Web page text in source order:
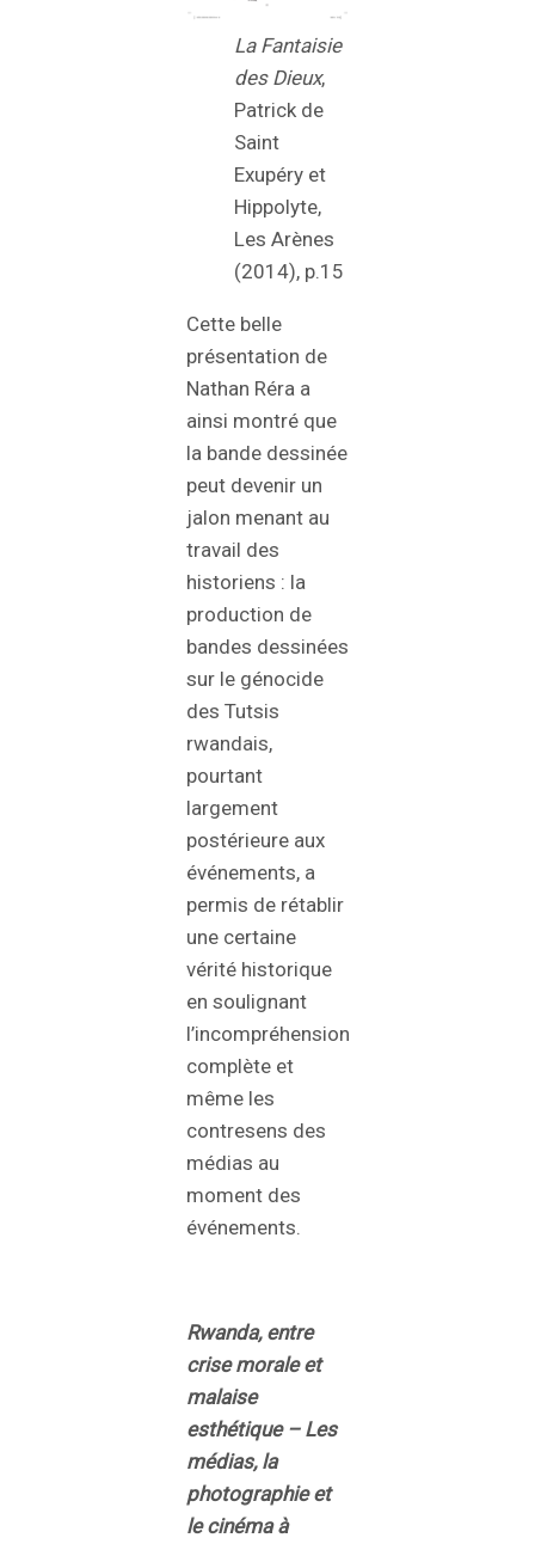
La Fantaisie
des Dieux,
Patrick de
Saint
Exupéry et
Hippolyte,
Les Arènes
(2014), p.15
Cette belle
présentation de
Nathan Réra a
ainsi montré que
la bande dessinée
peut devenir un
jalon menant au
travail des
historiens : la
production de
bandes dessinées
sur le génocide
des Tutsis
rwandais,
pourtant
largement
postérieure aux
événements, a
permis de rétablir
une certaine
vérité historique
en soulignant
l’incompréhension
complète et
même les
contresens des
médias au
moment des
événements.
Rwanda, entre
crise morale et
malaise
esthétique – Les
médias, la
photographie et
le cinéma à